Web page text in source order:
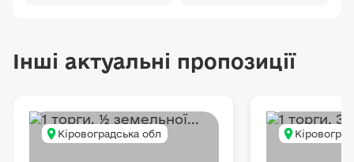
Інші актуальні пропозиції
Кіровоградська обл